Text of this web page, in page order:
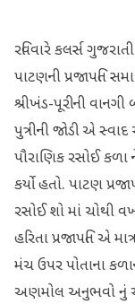
રવિવારે કલર્સ
પાટણની પ્રજાપતિ
શ્રીખંડ-પૂરીની
પુત્રીની જોડી એ
પૌરાણિક રસોઈ કળા
કર્યો હતો. પાટણ
રસોઈ શો માં ચોથી
હરિતા પ્રજાપતિ એ
મંચ ઉપર પોતાના
અણમોલ અનુભવો નું